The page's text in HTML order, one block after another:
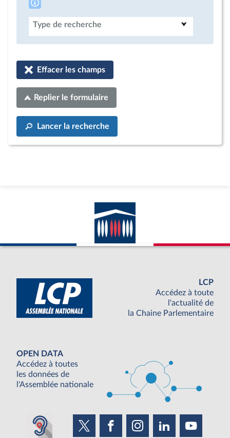
Type de recherche
Effacer les champs
Replier le formulaire
Lancer la recherche
LCP
Accédez à toute
l'actualité de
la Chaine Parlementaire
OPEN DATA
Accédez à toutes
les données de
l'Assemblée nationale